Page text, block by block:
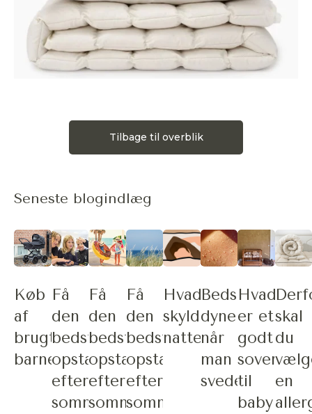
Tilbage til overblik
Seneste blogindlæg
Køb
af
brugt
barnevogn?
Få
den
bedste
opstart
efter
sommerferien
Få
den
bedste
opstart
efter
sommerferien
Få
den
bedste
opstart
efter
sommerferien
Hvad
skyldes
nattesved?
Bedste
dyne
når
man
sveder
Hvad
er et
godt
sovemiljø
til
baby
skal
du
en